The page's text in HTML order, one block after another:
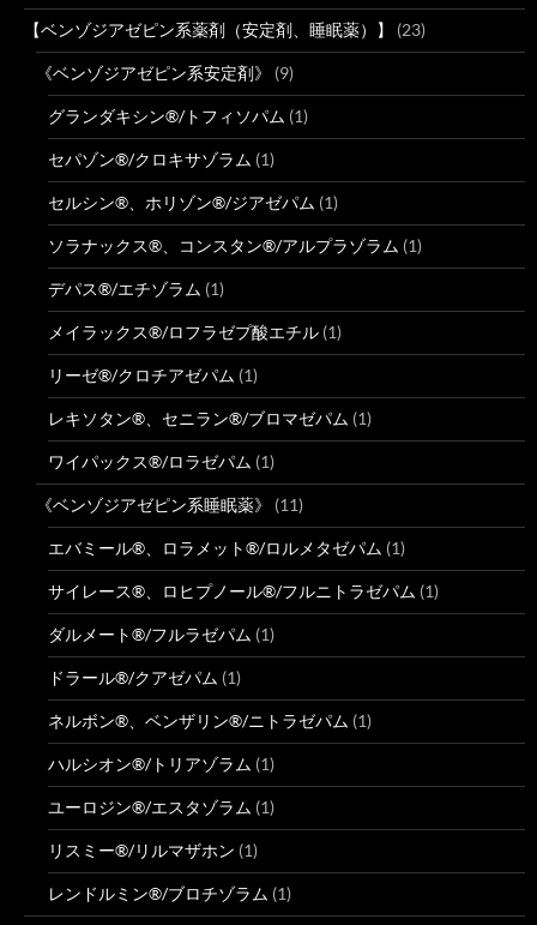
【ベンゾジアゼピン系薬剤（安定剤、睡眠薬）】 (23)
《ベンゾジアゼピン系安定剤》 (9)
グランダキシン®/トフィソパム (1)
セパゾン®/クロキサゾラム (1)
セルシン®、ホリゾン®/ジアゼパム (1)
ソラナックス®、コンスタン®/アルプラゾラム (1)
デパス®/エチゾラム (1)
メイラックス®/ロフラゼプ酸エチル (1)
リーゼ®/クロチアゼパム (1)
レキソタン®、セニラン®/ブロマゼパム (1)
ワイパックス®/ロラゼパム (1)
《ベンゾジアゼピン系睡眠薬》 (11)
エバミール®、ロラメット®/ロルメタゼパム (1)
サイレース®、ロヒプノール®/フルニトラゼパム (1)
ダルメート®/フルラゼパム (1)
ドラール®/クアゼパム (1)
ネルボン®、ベンザリン®/ニトラゼパム (1)
ハルシオン®/トリアゾラム (1)
ユーロジン®/エスタゾラム (1)
リスミー®/リルマザホン (1)
レンドルミン®/ブロチゾラム (1)